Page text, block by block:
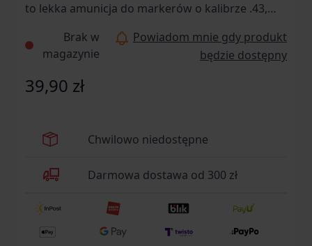
to lekka amunicja do markerów o kalibrze .43,
treningu.Kulki T4E Practice PLB .43 świetnie
sprawdzi się w strzelaniu rekreacyjnym do tarczy,
celów reaktywnych, butelek oraz puszek. Kule
wykonywane są z lekkiego poliuretanu o dużej
penetracyjne i duży zasięg.
Brak w
magazynie
Powiadom mnie gdy produkt
będzie dostępny
39,90 zł
Chwilowo niedostępne
Darmowa dostawa od 300 zł